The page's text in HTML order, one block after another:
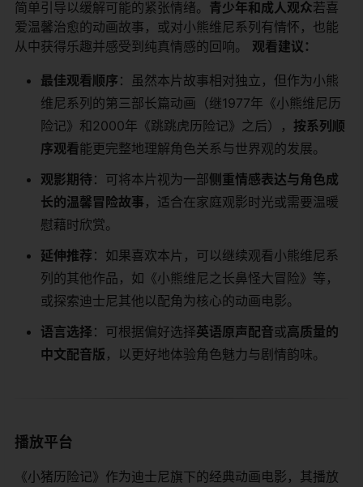
简单引导以缓解可能的紧张情绪。​ ​青少年和成人观众​​若喜
爱温馨治愈的动画故事，或对小熊维尼系列有情怀，也能
从中获得乐趣并感受到纯真情感的回响。 ​ ​观看建议：​
​最佳观看顺序​ ​：虽然本片故事相对独立，但作为小熊
维尼系列的第三部长篇动画（继1977年《小熊维尼历
险记》和2000年《跳跳虎历险记》之后），​ ​按系列顺
序观看​​能更完整地理解角色关系与世界观的发展。
​观影期待​​：可将本片视为一部​​侧重情感表达与角色成
长的温馨冒险故事​ ​，适合在家庭观影时光或需要温暖
慰藉时欣赏。
​延伸推荐​ ​：如果喜欢本片，可以继续观看小熊维尼系
列的其他作品，如《小熊维尼之长鼻怪大冒险》等，
或探索迪士尼其他以配角为核心的动画电影。
​语言选择​ ​：可根据偏好选择​​英语原声配音​​或​​高质量的
中文配音版​ ​，以更好地体验角色魅力与剧情韵味。
播放平台
《小猪历险记》作为迪士尼旗下的经典动画电影，其播放